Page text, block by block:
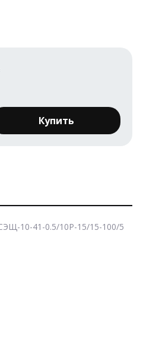
Купить
10-41-0.5/10P-15/15-100/5